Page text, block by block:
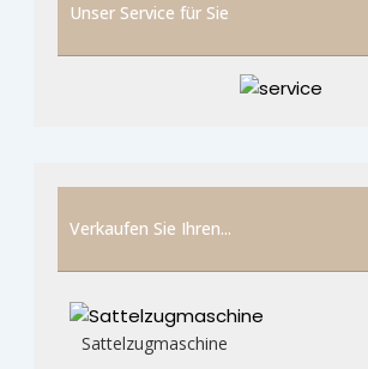
Unser Service für Sie
Verkaufen Sie Ihren...
Sattelzugmaschine